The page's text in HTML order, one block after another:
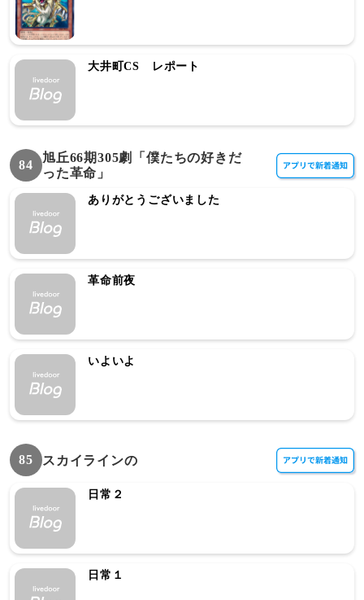
大井町CS レポート
84
旭丘66期305劇「僕たちの好きだ
った革命」
ありがとうございました
革命前夜
いよいよ
85 スカイラインの
日常２
日常１